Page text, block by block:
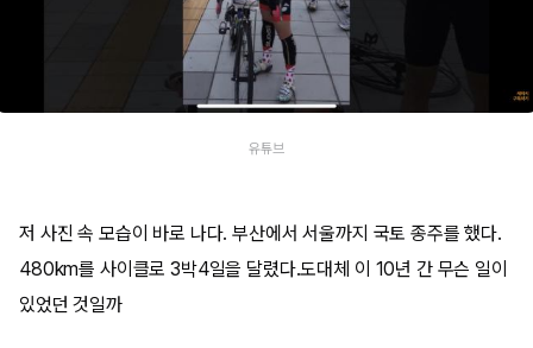
유튜브
저 사진 속 모습이 바로 나다. 부산에서 서울까지 국토 종주를 했다.
480km를 사이클로 3박4일을 달렸다.도대체 이 10년 간 무슨 일이
있었던 것일까